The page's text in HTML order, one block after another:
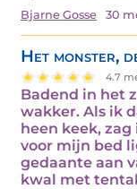
Bjarne Gosse 30
Het monster,
4.7
Badend in het
wakker. Als ik
heen keek,
voor mijn bed
gedaante aan
kwal met